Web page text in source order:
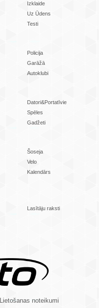
Izklaide
Uz Ūdens
Testi
Policija
Garāžā
Autoklubi
Datori&Portatīvie
Spēles
Gadžeti
Šoseja
Velo
Kalendārs
Lasītāju raksti
Lietošanas noteikumi